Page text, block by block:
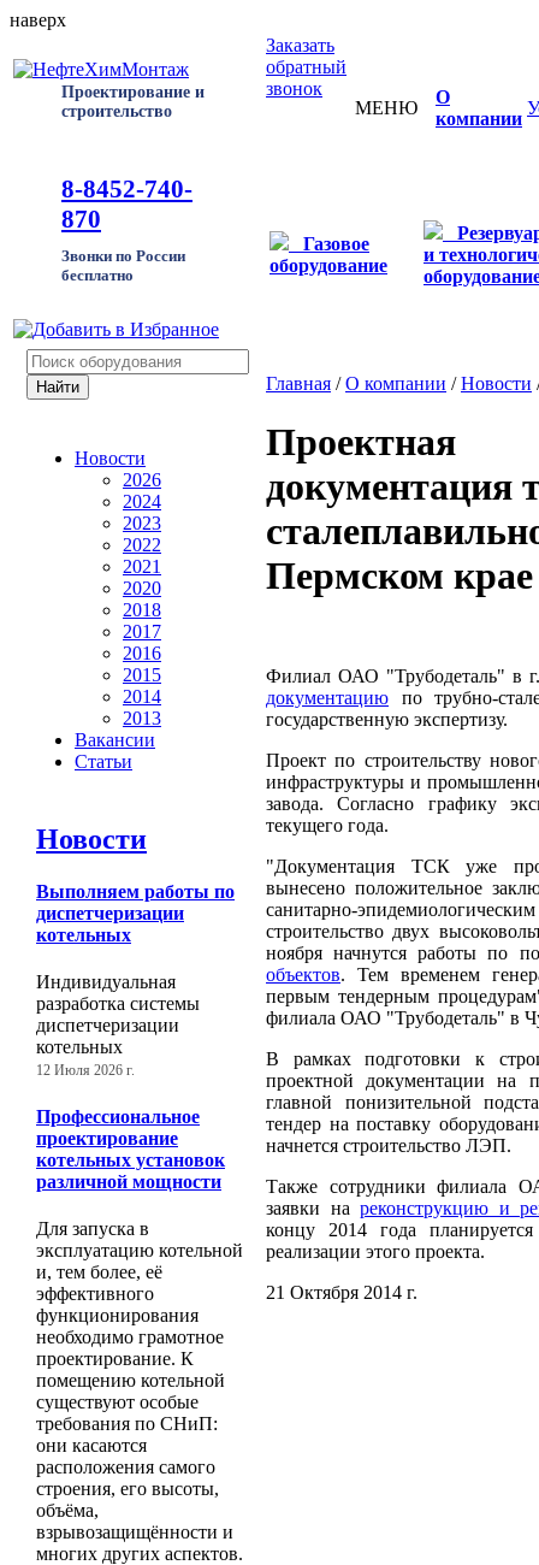
наверх
Проектирование и
строительство
8-8452-740-
870
Звонки по России
бесплатно
Заказать
обратный
звонок
МЕНЮ
О
компании
Газовое
оборудование
и
Новости
2026
2024
2023
2022
2021
2020
2018
2017
2016
2015
2014
2013
Вакансии
Статьи
Новости
Выполняем работы по
диспетчеризации
котельных
Индивидуальная
разработка системы
диспетчеризации
котельных
12 Июля 2026 г.
Профессиональное
проектирование
котельных установок
различной мощности
Для запуска в
эксплуатацию котельной
и, тем более, её
эффективного
функционирования
необходимо грамотное
проектирование. К
помещению котельной
существуют особые
требования по СНиП:
они касаются
расположения самого
строения, его высоты,
объёма,
взрывозащищённости и
многих других аспектов.
Главная /О компании /Новости
Проектная
документация
Пермском крае
Филиал ОАО "Трубодеталь" в
документацию по трубно-
государственную экспертизу.
Проект по строительству
инфраструктуры и
завода. Согласно графику
текущего года.
"Документация ТСК уже
вынесено положительное
санитарно-
строительство двух
ноября начнутся работы по
объектов. Тем временем
первым тендерным
филиала ОАО "Трубодеталь" в
В рамках подготовки к
проектной документации на
главной понизительной
тендер на поставку
начнется строительство ЛЭП.
Также сотрудники филиала
заявки на реконструкцию и
концу 2014 года
реализации этого проекта.
21 Октября 2014 г.